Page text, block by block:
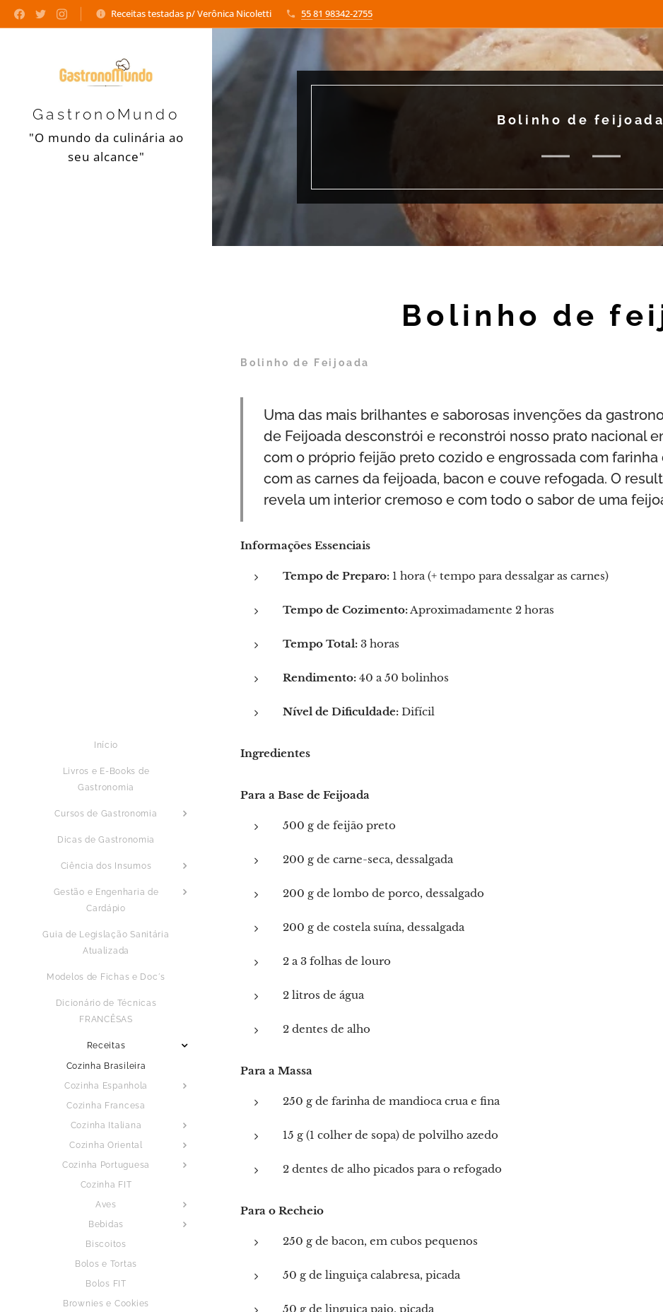
Receitas testadas p/ Verônica Nicoletti 55 81 98342-2755
GastronoMundo
"O mundo da culinária ao
seu alcance"
Início
Livros e E-Books de
Gastronomia
Cursos de Gastronomia
Dicas de Gastronomia
Ciência dos Insumos
Gestão e Engenharia de
Cardápio
Guia de Legislação Sanitária
Atualizada
Modelos de Fichas e Doc´s
Dicionário de Técnicas
FRANCÊSAS
Receitas
Cozinha Brasileira
Cozinha Espanhola
Cozinha Francesa
Cozinha Italiana
Cozinha Oriental
Cozinha Portuguesa
Cozinha FIT
Aves
Bebidas
Biscoitos
Bolos e Tortas
Bolos FIT
Brownies e Cookies
Bolinho de feijoada
Bolinho de
Bolinho de Feijoada
Uma das mais brilhantes e saborosas invenções da
de Feijoada desconstrói e reconstrói nosso prato nacional
com o próprio feijão preto cozido e engrossada com
com as carnes da feijoada, bacon e couve refogada. O
revela um interior cremoso e com todo o sabor de uma
Informações Essenciais
Tempo de Preparo: 1 hora (+ tempo para dessalgar as carnes)
Tempo de Cozimento:Aproximadamente 2 horas
Tempo Total: 3 horas
Rendimento: 40 a 50 bolinhos
Nível de Dificuldade: Difícil
Ingredientes
Para a Base de Feijoada
500 g de feijão preto
200 g de carne-seca, dessalgada
200 g de lombo de porco, dessalgado
200 g de costela suína, dessalgada
2 a 3 folhas de louro
2 litros de água
2 dentes de alho
Para a Massa
250 g de farinha de mandioca crua e fina
15 g (1 colher de sopa) de polvilho azedo
2 dentes de alho picados para o refogado
Para o Recheio
250 g de bacon, em cubos pequenos
50 g de linguiça calabresa, picada
50 g de linguiça paio, picada